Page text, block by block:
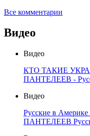
Все комментарии
Видео
Видео
КТО ТАКИЕ
ПАНТЕЛЕЕВ -
Видео
Русские в
ПАНТЕЛЕЕВ